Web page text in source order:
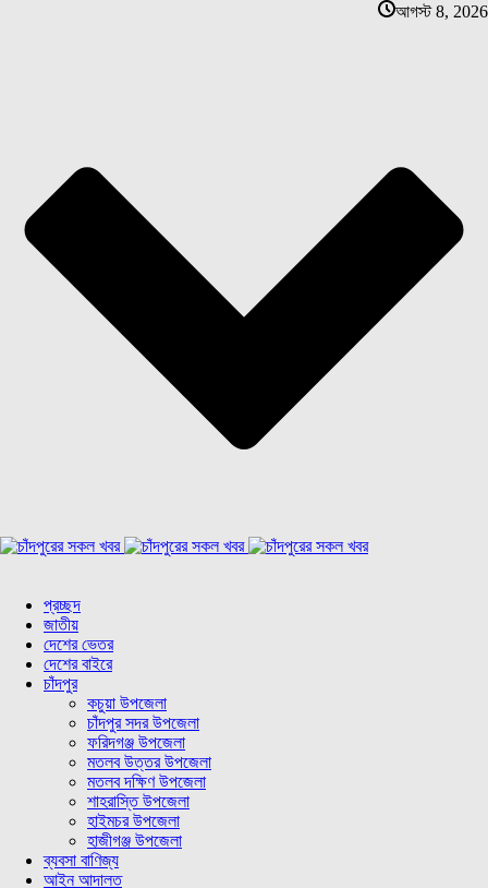
আগস্ট 8, 2026
প্রচ্ছদ
জাতীয়
দেশের ভেতর
দেশের বাইরে
চাঁদপুর
কচুয়া উপজেলা
চাঁদপুর সদর উপজেলা
ফরিদগঞ্জ উপজেলা
মতলব উত্তর উপজেলা
মতলব দক্ষিণ উপজেলা
শাহরাস্তি উপজেলা
হাইমচর উপজেলা
হাজীগঞ্জ উপজেলা
ব্যবসা বাণিজ্য
আইন আদালত